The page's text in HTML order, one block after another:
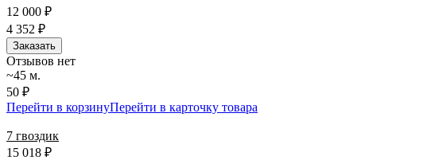
12 000 ₽
4 352 ₽
Заказать
Отзывов нет
~45 м.
50 ₽
Перейти в корзинуПерейти в карточку товара
7 гвоздик
15 018 ₽